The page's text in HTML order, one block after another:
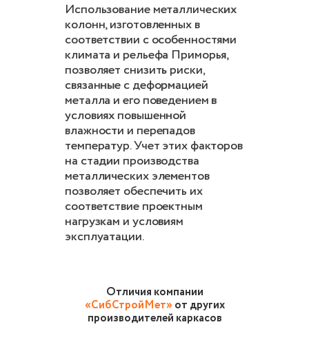
Использование металлических
колонн, изготовленных в
соответствии с особенностями
климата и рельефа Приморья,
позволяет снизить риски,
связанные с деформацией
металла и его поведением в
условиях повышенной
влажности и перепадов
температур. Учет этих факторов
на стадии производства
металлических элементов
позволяет обеспечить их
соответствие проектным
нагрузкам и условиям
эксплуатации.
Отличия компании
«СибСтройМет»от других
производителей каркасов